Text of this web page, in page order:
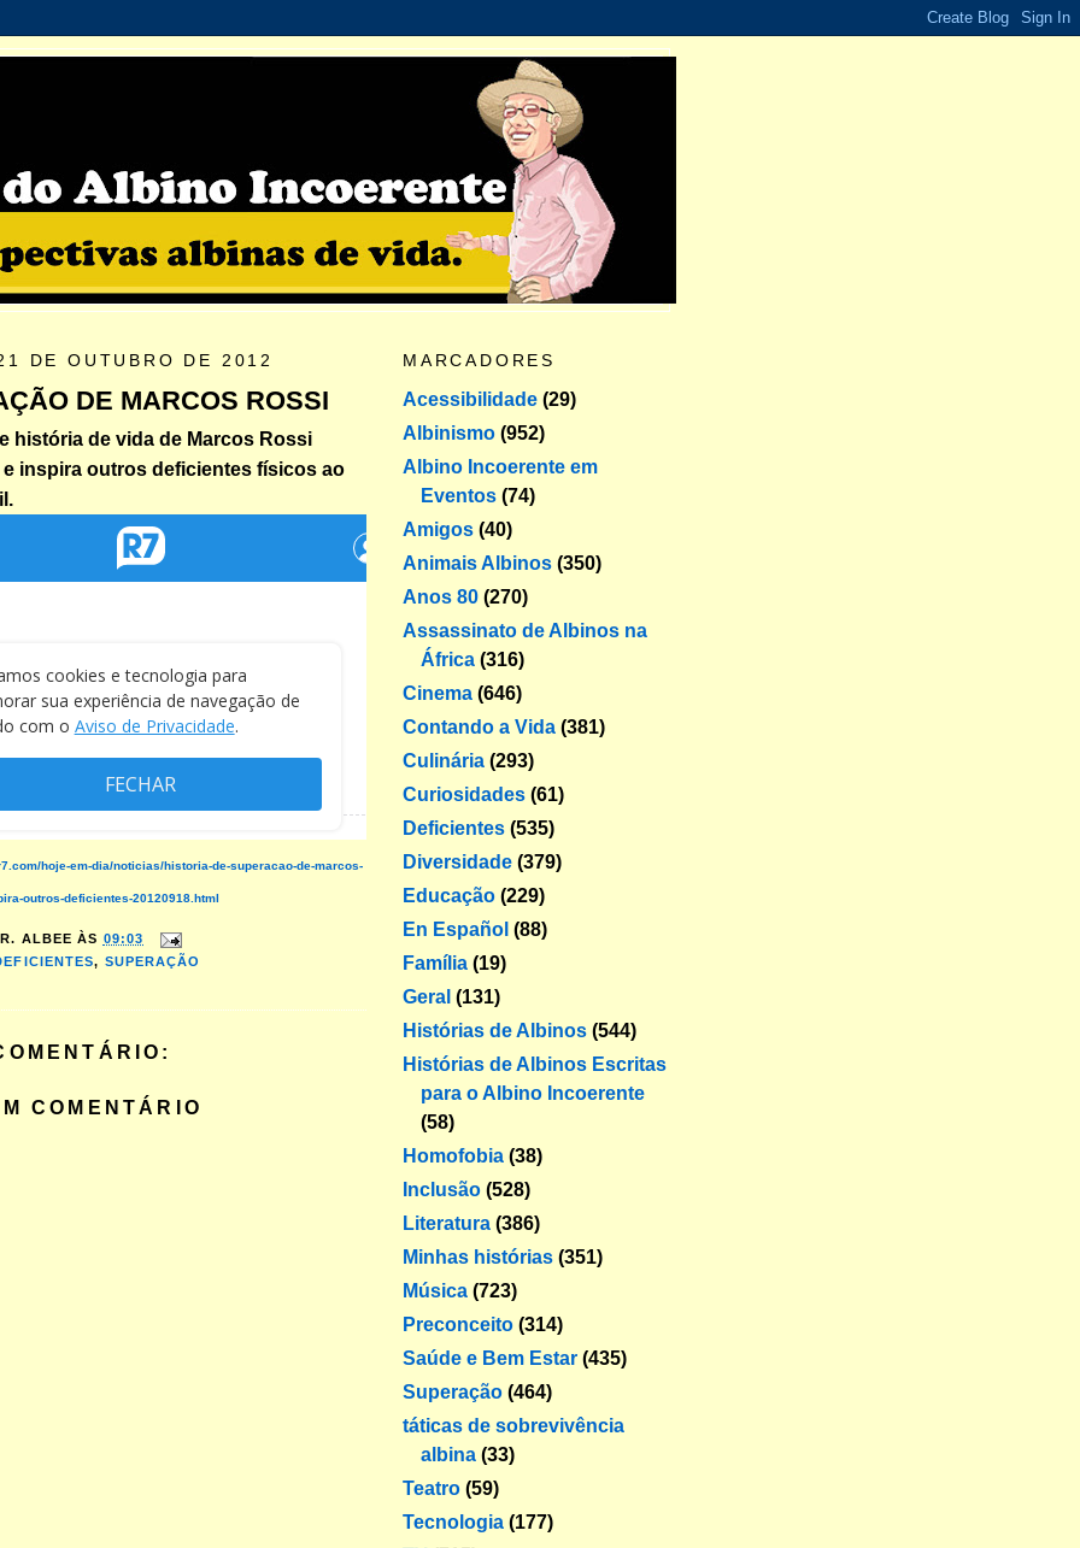
DE OUTUBRO DE 2012
DE MARCOS ROSSI
história de vida de Marcos Rossi
inspira outros deficientes físicos ao
hoje-em-dia/noticias/historia-de-superacao-de-marcos-
outros-deficientes-20120918.html
ALBEE ÀS 09:03
, SUPERAÇÃO
COMENTÁRIO
MARCADORES
Acessibilidade (29)
Albinismo (952)
Albino Incoerente em
Eventos (74)
Amigos (40)
Animais Albinos (350)
Anos 80 (270)
Assassinato de Albinos na
África (316)
Cinema (646)
Contando a Vida (381)
Culinária (293)
Curiosidades (61)
Deficientes (535)
Diversidade (379)
Educação (229)
En Español (88)
Família (19)
Geral (131)
Histórias de Albinos (544)
Histórias de Albinos Escritas
para o Albino Incoerente
(58)
Homofobia (38)
Inclusão (528)
Literatura (386)
Minhas histórias (351)
Música (723)
Preconceito (314)
Saúde e Bem Estar (435)
Superação (464)
táticas de sobrevivência
albina (33)
Teatro (59)
Tecnologia (177)